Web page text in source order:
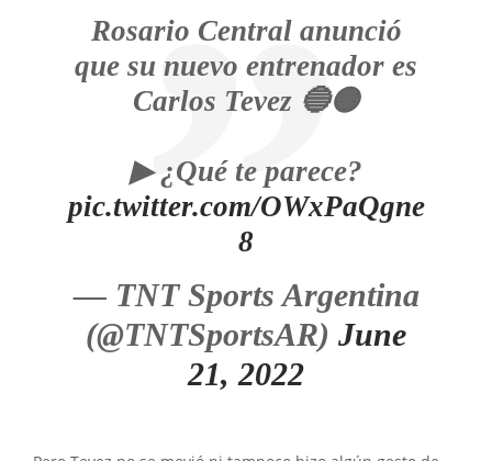
Rosario Central anunció
que su nuevo entrenador es
Carlos Tevez 🔵🟡
▶ ¿Qué te parece?
pic.twitter.com/OWxPaQgne
8
— TNT Sports Argentina
(@TNTSportsAR) June
21, 2022